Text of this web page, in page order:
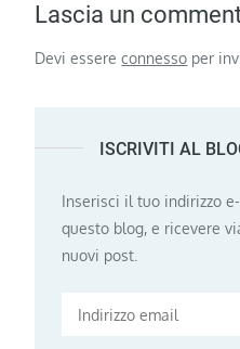
Lascia un
Devi essereconnesso per
ISCRIVITI AL
Inserisci il tuo indirizzo
questo blog, e ricevere
nuovi post.
Indirizzo